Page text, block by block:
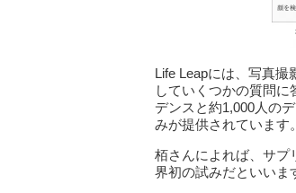
Life Leapには、写真
していくつかの質問
デンスと約1,000人の
みが提供されています。
栢さんによれば、サプ
界初の試みだといいま